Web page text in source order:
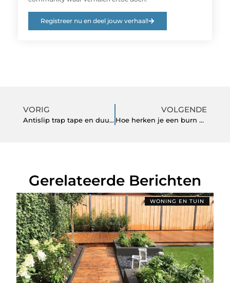
Registreer nu en deel jouw verhaal!
VORIG
Antislip trap tape en duurzaamheid
VOLGENDE
Hoe herken je een burn out
Gerelateerde Berichten
WONING EN TUIN